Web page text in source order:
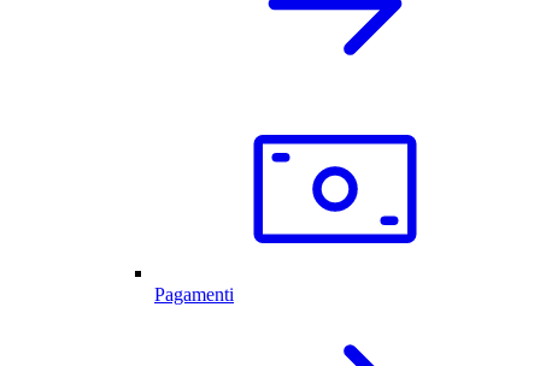
Pagamenti